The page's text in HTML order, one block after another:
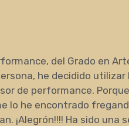
del Grado en
he decidido utilizar
de performance.
lo he encontrado
¡Alegrón!!!! Ha sido una